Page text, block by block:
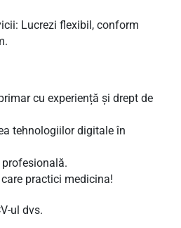
Lucrezi flexibil, conform
cu experiență și drept de
tehnologiilor digitale în
practici medicina!
ul dvs.